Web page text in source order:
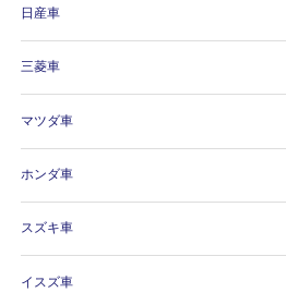
日産車
三菱車
マツダ車
ホンダ車
スズキ車
イスズ車